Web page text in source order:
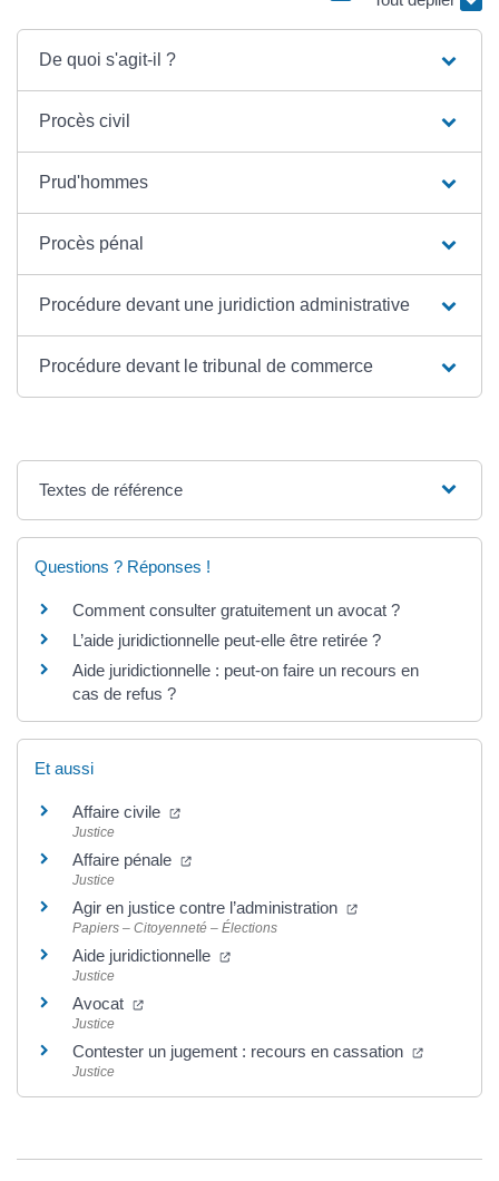
De quoi s'agit-il ?
Procès civil
Prud'hommes
Procès pénal
Procédure devant une juridiction administrative
Procédure devant le tribunal de commerce
Textes de référence
Questions ? Réponses !
Comment consulter gratuitement un avocat ?
L’aide juridictionnelle peut-elle être retirée ?
Aide juridictionnelle : peut-on faire un recours en
cas de refus ?
Et aussi
Affaire civile (nouvelle fenêtre)
Justice
Affaire pénale (nouvelle fenêtre)
Justice
Agir en justice contre l’administration (nouvelle fenêtre)
Papiers – Citoyenneté – Élections
Aide juridictionnelle (nouvelle fenêtre)
Justice
Avocat (nouvelle fenêtre)
Justice
Contester un jugement : recours en cassation (nouvelle
Justice